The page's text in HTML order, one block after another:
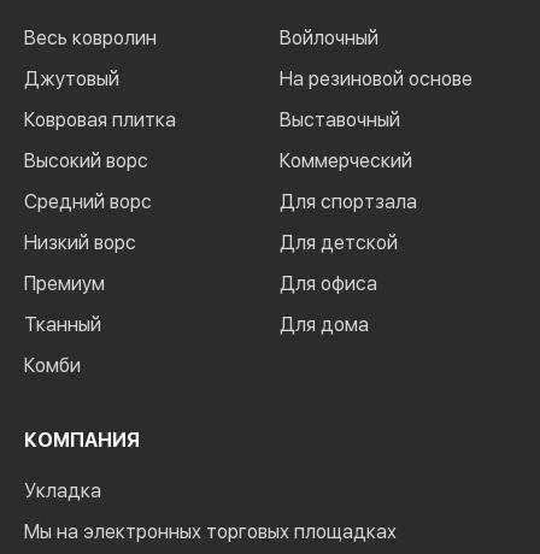
Весь ковролин
Джутовый
Ковровая плитка
Высокий ворс
Средний ворс
Низкий ворс
Премиум
Тканный
Комби
Войлочный
На резиновой основе
Выставочный
Коммерческий
Для спортзала
Для детской
Для офиса
Для дома
КОМПАНИЯ
Укладка
Мы на электронных торговых площадках